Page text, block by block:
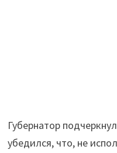
Губернатор
убедился, что, не